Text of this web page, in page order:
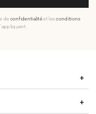
de confidentialitéet lesconditions